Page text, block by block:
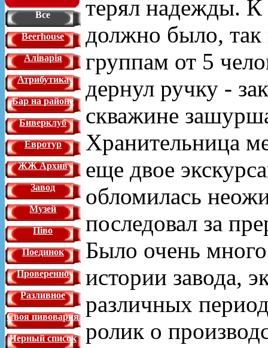
Все
Beerhouse
Аліварія
Атрибутика
Бар на районе
Биверклуб
Евротур
ЖЖ Архив
Завод
Музей
Піво
Поединок
Проверенно
Разливное
Своя пивоварня
Черный список
терял надежды. К
должно было, так
группам от 5
дернул ручку -
скважине
Хранительница
еще двое
обломилась
последовал за
Было очень
истории завода,
различных
ролик о